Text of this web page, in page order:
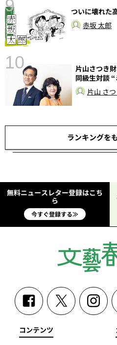
9
ついに壊れた
赤坂 太郎
10
片山さつき
同級生対談
片山 さ
ランキングを
無料ニュースレター登録はこち
ら
今すぐ登録する≫
コンテンツ